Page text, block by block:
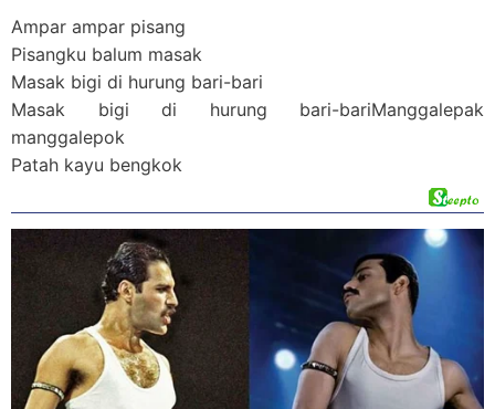
Ampar ampar pisang
Pisangku balum masak
Masak bigi di hurung bari-bari
Masak bigi di hurung bari-bariManggalepak
manggalepok
Patah kayu bengkok